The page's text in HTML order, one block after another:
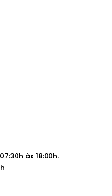
às 18:00h.